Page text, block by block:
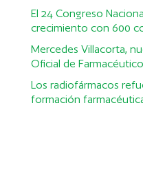
El 24 Congreso
crecimiento con 600
Mercedes Villacorta,
Oficial de
Los radiofármacos
formación